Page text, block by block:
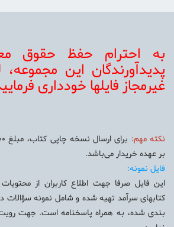
به احترام حفظ حقوق
پديدآورندگان اين مجموعه،
غيرمجاز فايلها خودداری
نكته مهم: برای ارسال نسخه چاپی كتاب، مبلغ 100 هزارتومان
بر عهده خريدار می‌باشد.
فايل نمونه:
اين فايل صرفا جهت اطلاع كاربران از
كتابهای سرآمد تهيه شده و شامل نمونه
بندی شده، به همراه پاسخنامه است. جهت